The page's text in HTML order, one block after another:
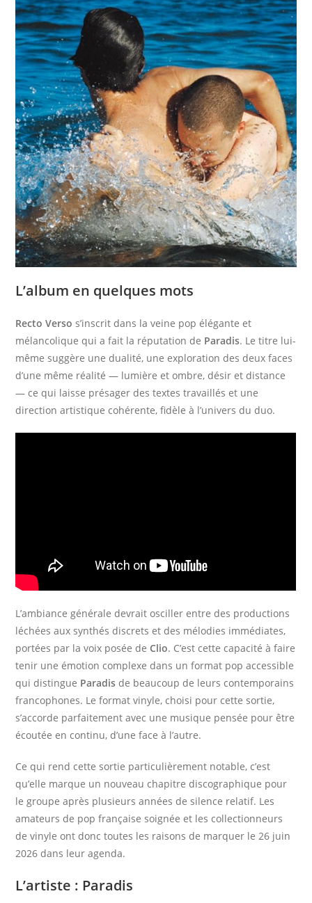
L’album en quelques mots
Recto Verso s’inscrit dans la veine pop élégante et
mélancolique qui a fait la réputation de Paradis. Le titre lui-
même suggère une dualité, une exploration des deux faces
d’une même réalité — lumière et ombre, désir et distance
— ce qui laisse présager des textes travaillés et une
direction artistique cohérente, fidèle à l’univers du duo.
L’ambiance générale devrait osciller entre des productions
léchées aux synthés discrets et des mélodies immédiates,
portées par la voix posée de Clio. C’est cette capacité à faire
tenir une émotion complexe dans un format pop accessible
qui distingue Paradis de beaucoup de leurs contemporains
francophones. Le format vinyle, choisi pour cette sortie,
s’accorde parfaitement avec une musique pensée pour être
écoutée en continu, d’une face à l’autre.
Ce qui rend cette sortie particulièrement notable, c’est
qu’elle marque un nouveau chapitre discographique pour
le groupe après plusieurs années de silence relatif. Les
amateurs de pop française soignée et les collectionneurs
de vinyle ont donc toutes les raisons de marquer le 26 juin
2026 dans leur agenda.
L’artiste : Paradis